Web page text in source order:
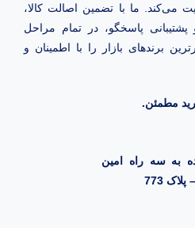
می‌کند. ما با تضمین اصالت کالا،
پاسخگو، در تمام مراحل
برندهای بازار را با اطمینان و
مطمئن.
به سه راه امین
773